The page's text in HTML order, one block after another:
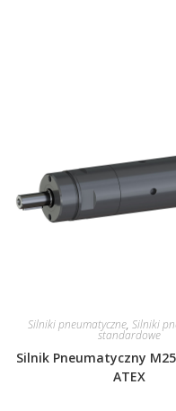
Silniki pneumatyczne, Silniki
standardowe
Silnik Pneumatyczny
ATEX